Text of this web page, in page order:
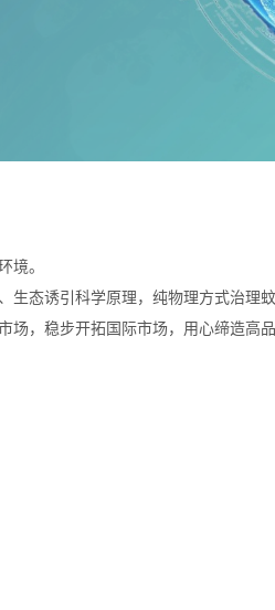
境。
生态诱引科学原理，纯物理方式治理
场，稳步开拓国际市场，用心缔造高